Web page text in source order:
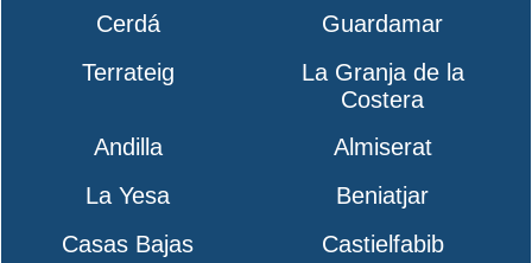
Cerdá
Guardamar
Terrateig
La Granja de la
Costera
Andilla
Almiserat
La Yesa
Beniatjar
Casas Bajas
Castielfabib